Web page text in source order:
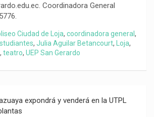
Coordinadora General
Ciudad de Loja, coordinadora general ,
, Julia Aguilar Betancourt, Loja,
, teatro, UEP San Gerardo
expondrá y venderá en la UTPL